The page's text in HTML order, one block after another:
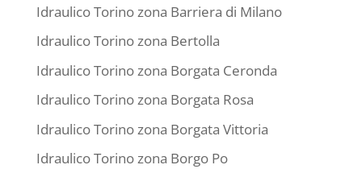
Idraulico Torino zona Barriera di Milano
Idraulico Torino zona Bertolla
Idraulico Torino zona Borgata Ceronda
Idraulico Torino zona Borgata Rosa
Idraulico Torino zona Borgata Vittoria
Idraulico Torino zona Borgo Po